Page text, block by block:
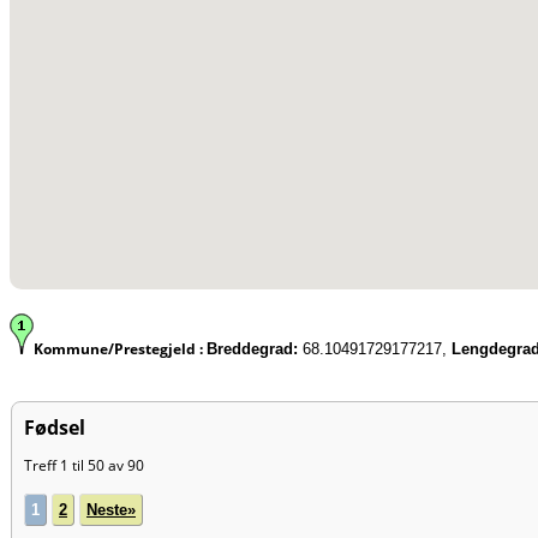
Kommune/Prestegjeld : Breddegrad: 68.10491729177217,
Fødsel
Treff 1 til 50 av 90
1 2 Neste»